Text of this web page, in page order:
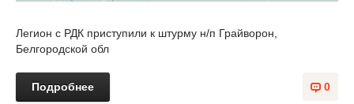
Легион с РДК приступили к штурму н/п Грайворон,
Белгородской обл
0
Подробнее